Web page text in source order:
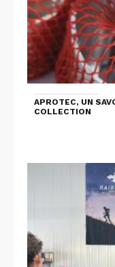
APROTEC, UN
COLLECTION